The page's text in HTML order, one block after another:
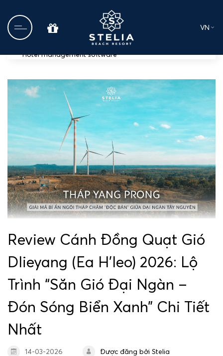
VN
Trang chủ
Về chúng tôi
Ẩm thực
Tin tức
Dịch vụ Cưới và Sự kiện
Dịch vụ giải trí và trải nghiệm
Dịch vụ lưu trú
Gallery
Spa & Wellness
Hotel management software
Review Cánh Đồng Quạt Gió
Dlieyang (Ea H’leo) 2026: Lộ
Trình “Săn Gió Đại Ngàn –
Đón Sóng Biển Xanh” Chi Tiết
Nhất
14-03-2026 Được đăng bởi Stelia